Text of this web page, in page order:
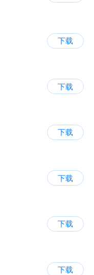
下载
下载
下载
下载
下载
下载